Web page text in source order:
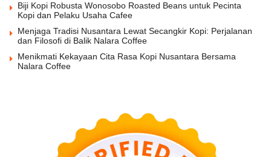
Biji Kopi Robusta Wonosobo Roasted Beans untuk Pecinta
Kopi dan Pelaku Usaha Cafee
Menjaga Tradisi Nusantara Lewat Secangkir Kopi: Perjalanan
dan Filosofi di Balik Nalara Coffee
Menikmati Kekayaan Cita Rasa Kopi Nusantara Bersama
Nalara Coffee